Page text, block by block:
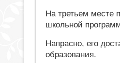
На третьем месте
школьной
Напрасно, его
образования.